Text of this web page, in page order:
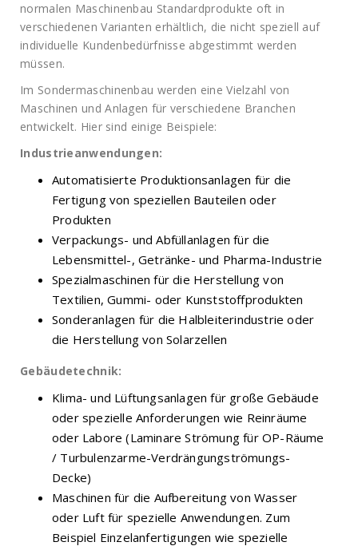
normalen Maschinenbau Standardprodukte oft in
verschiedenen Varianten erhältlich, die nicht speziell auf
individuelle Kundenbedürfnisse abgestimmt werden
müssen.
Im Sondermaschinenbau werden eine Vielzahl von
Maschinen und Anlagen für verschiedene Branchen
entwickelt. Hier sind einige Beispiele:
Industrieanwendungen:
Automatisierte Produktionsanlagen für die
Fertigung von speziellen Bauteilen oder
Produkten
Verpackungs- und Abfüllanlagen für die
Lebensmittel-, Getränke- und Pharma-Industrie
Spezialmaschinen für die Herstellung von
Textilien, Gummi- oder Kunststoffprodukten
Sonderanlagen für die Halbleiterindustrie oder
die Herstellung von Solarzellen
Gebäudetechnik:
Klima- und Lüftungsanlagen für große Gebäude
oder spezielle Anforderungen wie Reinräume
oder Labore (Laminare Strömung für OP-Räume
/ Turbulenzarme-Verdrängungströmungs-
Decke)
Maschinen für die Aufbereitung von Wasser
oder Luft für spezielle Anwendungen. Zum
Beispiel Einzelanfertigungen wie spezielle